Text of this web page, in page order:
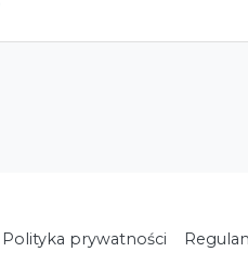
Polityka prywatności